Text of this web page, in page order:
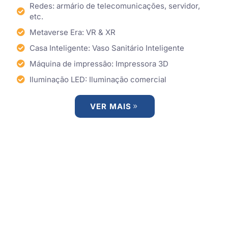
Redes: armário de telecomunicações, servidor,
etc.
Metaverse Era: VR & XR
Casa Inteligente: Vaso Sanitário Inteligente
Máquina de impressão: Impressora 3D
Iluminação LED: Iluminação comercial
VER MAIS